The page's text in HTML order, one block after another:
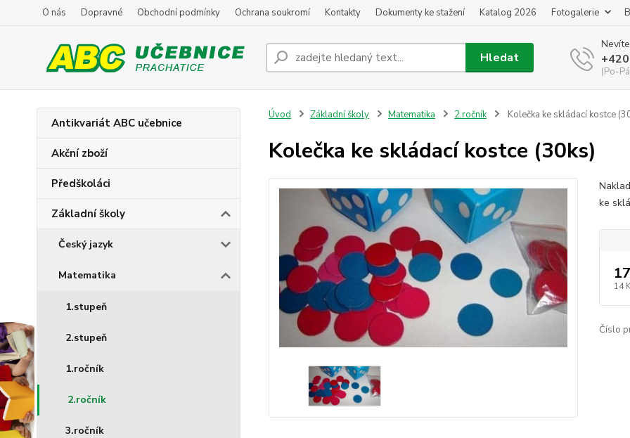
O nás Dopravné Obchodní podmínky Ochrana soukromí Kontakty Dokumenty ke stažení Katalog 2026 Fotogalerie
Hledat
(Po-
Antikvariát ABC učebnice
Akční zboží
Předškoláci
Základní školy
Český jazyk
Matematika
1.stupeň
2.stupeň
1.ročník
2.ročník
3.ročník
Úvod Základní školy Matematika 2.ročník Kolečka ke skládací kostce
Kolečka ke skládací kostce (30ks)
ke
14
Číslo